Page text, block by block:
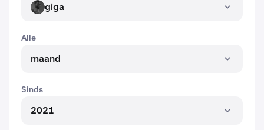
GIGA giga
Alle
maand
Sinds
2021